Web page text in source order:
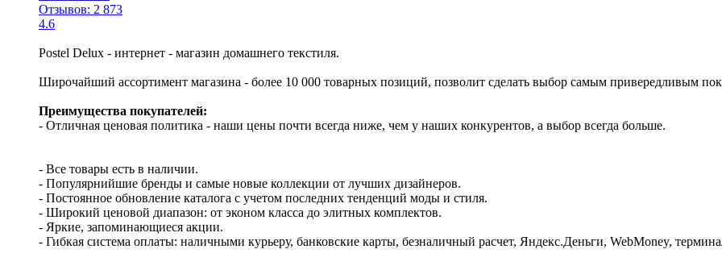
Отзывов: 2 873
4.6
Postel Delux - интернет - магазин домашнего текстиля.
Широчайший ассортимент магазина - более 10 000 товарных позиций, позволит сделать выбор самым привередливым
Преимущества покупателей:
- Отличная ценовая политика - наши цены почти всегда ниже, чем у наших конкурентов, а выбор всегда больше.
- Все товары есть в наличии.
- Популярнийшие бренды и самые новые коллекции от лучших дизайнеров.
- Постоянное обновление каталога с учетом последних тенденций моды и стиля.
- Широкий ценовой диапазон: от эконом класса до элитных комплектов.
- Яркие, запоминающиеся акции.
- Гибкая система оплаты: наличными курьеру, банковские карты, безналичный расчет, Яндекс.Деньги, WebMoney,